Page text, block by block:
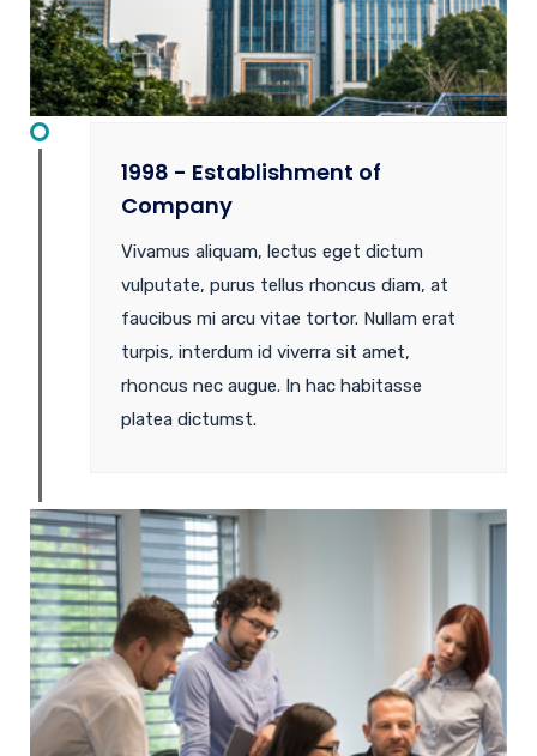
1998 - Establishment of
Company
Vivamus aliquam, lectus eget dictum
vulputate, purus tellus rhoncus diam, at
faucibus mi arcu vitae tortor. Nullam erat
turpis, interdum id viverra sit amet,
rhoncus nec augue. In hac habitasse
platea dictumst.